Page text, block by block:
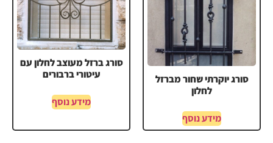
סורג יוקרתי שחור מברזל
לחלון
מידע נוסף
סורג ברזל מעוצב לחלון עם
עיטורי ברבורים
מידע נוסף